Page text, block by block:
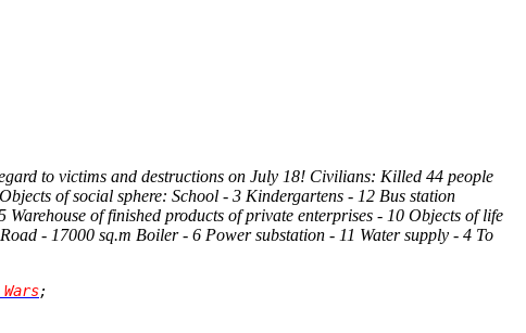
to victims and destructions on July 18! Civilians: Killed 44 people
of social sphere: School - 3 Kindergartens - 12 Bus station
of finished products of private enterprises - 10 Objects of life
- 17000 sq.m Boiler - 6 Power substation - 11 Water supply - 4 To
;